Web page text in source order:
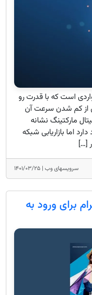
است که با قدرت رو
از کم شدن سرعت آن
مارکتینگ نشانه
اما بازاریابی شبکه
[…]
سرویسهای وب | ۱۴۰۱/۰۳/۲۵
برای ورود به